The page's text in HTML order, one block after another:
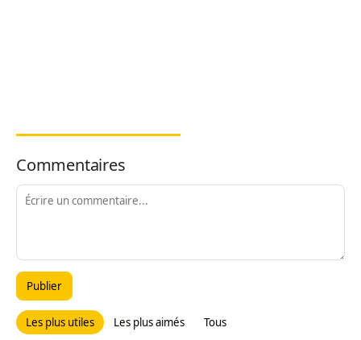
Commentaires
Publier
Les plus utiles Les plus aimés Tous